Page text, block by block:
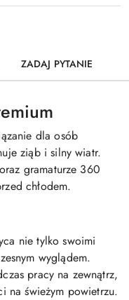
ZADAJ PYTANIE
dla osób
ziąb i silny wiatr.
gramaturze 360
chłodem.
nie tylko swoimi
wyglądem.
pracy na zewnątrz,
na świeżym powietrzu.